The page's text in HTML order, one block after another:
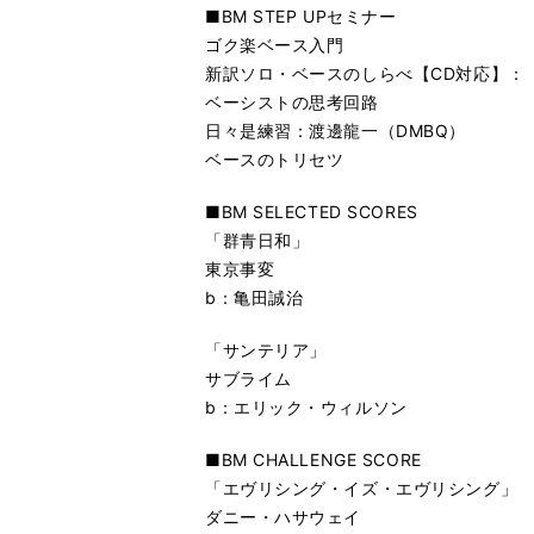
■BM STEP UPセミナー
ゴク楽ベース入門
新訳ソロ・ベースのしらべ【CD対応】：
ベーシストの思考回路
日々是練習：渡邊龍一（DMBQ）
ベースのトリセツ
■BM SELECTED SCORES
「群青日和」
東京事変
b：亀田誠治
「サンテリア」
サブライム
b：エリック・ウィルソン
■BM CHALLENGE SCORE
「エヴリシング・イズ・エヴリシング」
ダニー・ハサウェイ